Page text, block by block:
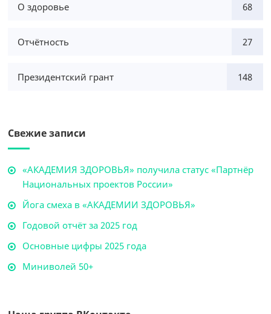
О здоровье 68
Отчётность 27
Президентский грант 148
Свежие записи
«АКАДЕМИЯ ЗДОРОВЬЯ» получила статус «Партнёр
Национальных проектов России»
Йога смеха в «АКАДЕМИИ ЗДОРОВЬЯ»
Годовой отчёт за 2025 год
Основные цифры 2025 года
Миниволей 50+